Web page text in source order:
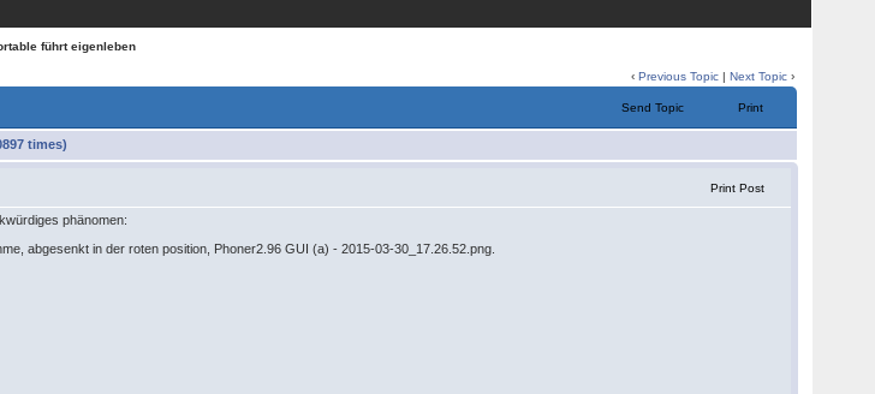
führt eigenleben
‹Previous Topic |Next Topic ›
Send Topic Print
times)
Print Post
phänomen:
abgesenkt in der roten position, Phoner2.96 GUI (a) - 2015-03-30_17.26.52.png.